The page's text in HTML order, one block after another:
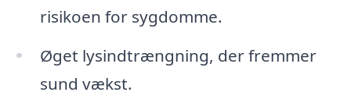
risikoen for sygdomme.
Øget lysindtrængning, der fremmer
sund vækst.